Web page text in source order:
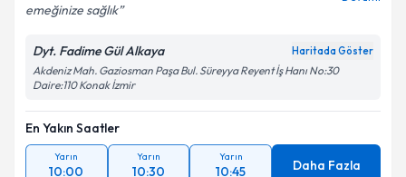
emeğinize sağlık
Dyt. Fadime Gül Alkaya Haritada Göster
Akdeniz Mah. Gaziosman Paşa Bul. Süreyya Reyent İş Hanı No:30
Daire:110 Konak İzmir
En Yakın Saatler
Yarın
10:00
Yarın
10:30
Yarın
10:45 Daha Fazla